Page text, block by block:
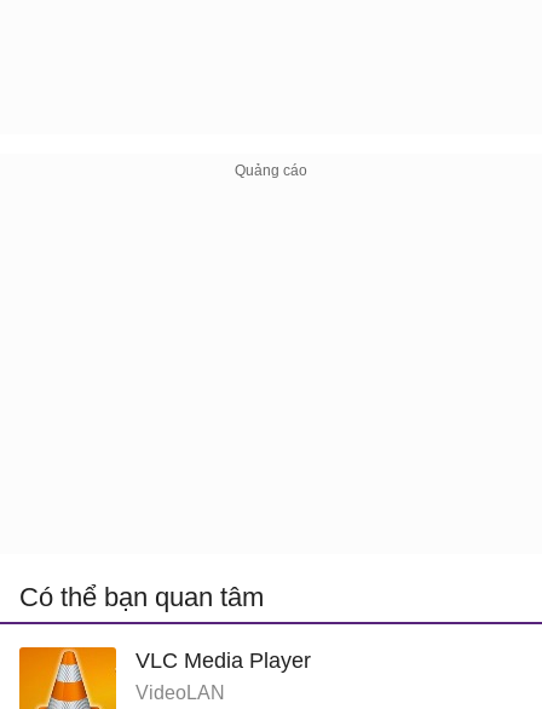
Có thể bạn quan tâm
VLC Media Player
VideoLAN